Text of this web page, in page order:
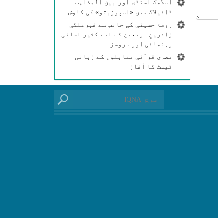
اسلامک اسٹڈی اور بین المذاہب
ڈائیلاگ میں «اسپوزیتو» کی کاوش
روضۂ حسینی کی جانب سے غیرملکی
زائرینِ اربعین کے لیے کثیر لسانی
رہنمائی اور سروسز
مصری قرآنی مقابلوں کے زبانی
ٹیسٹ کا آغاز